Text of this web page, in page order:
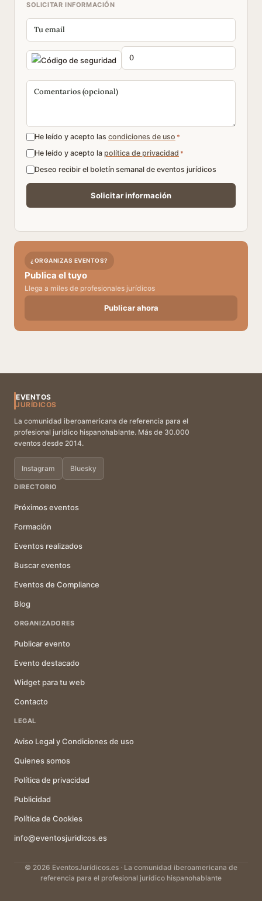
SOLICITAR INFORMACIÓN
He leído y acepto las condiciones de uso *
He leído y acepto la política de privacidad *
Deseo recibir el boletín semanal de eventos jurídicos
¿ORGANIZAS EVENTOS?
Publica el tuyo
Llega a miles de profesionales jurídicos
Publicar ahora
EVENTOS
JURÍDICOS
La comunidad iberoamericana de referencia para el
profesional jurídico hispanohablante. Más de 30.000
eventos desde 2014.
Instagram Bluesky
DIRECTORIO
Próximos eventos
Formación
Eventos realizados
Buscar eventos
Eventos de Compliance
Blog
ORGANIZADORES
Publicar evento
Evento destacado
Widget para tu web
Contacto
LEGAL
Aviso Legal y Condiciones de uso
Quienes somos
Política de privacidad
Publicidad
Política de Cookies
info@eventosjuridicos.es
© 2026 EventosJurídicos.es · La comunidad iberoamericana de
referencia para el profesional jurídico hispanohablante